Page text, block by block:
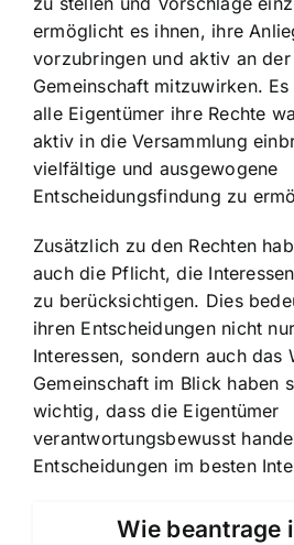
ermöglicht es ihnen, ihre
vorzubringen und aktiv an
Gemeinschaft mitzuwirken.
alle Eigentümer ihre Rechte
aktiv in die Versammlung
vielfältige und ausgewogene
Entscheidungsfindung zu
Zusätzlich zu den Rechten
auch die Pflicht, die
zu berücksichtigen. Dies
ihren Entscheidungen nicht
Interessen, sondern auch das
Gemeinschaft im Blick haben
wichtig, dass die Eigentümer
verantwortungsbewusst
Entscheidungen im besten
Wie beantrage